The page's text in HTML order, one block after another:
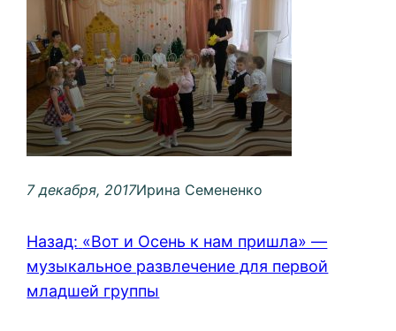
7 декабря, 2017Ирина Семененко
Назад: «Вот и Осень к нам пришла» —
музыкальное развлечение для первой
младшей группы